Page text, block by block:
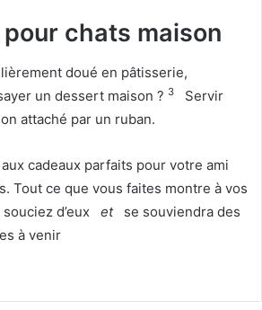
pour chats maison
doué en pâtisserie,
un dessert maison ? 3
Servir
attaché par un ruban.
aux cadeaux parfaits pour votre ami
Tout ce que vous faites montre à vos
d’eux et
se souviendra des
à venir